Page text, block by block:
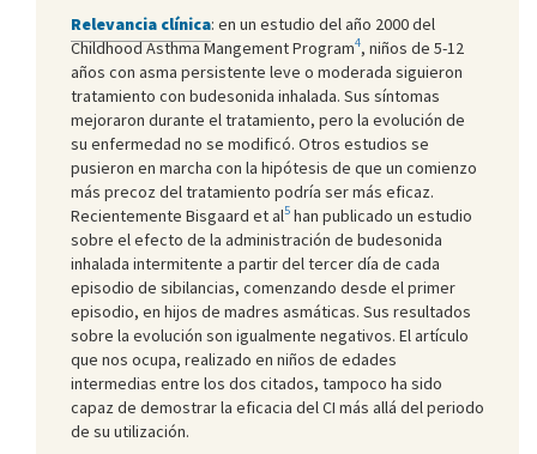
Relevancia clínica: en un estudio del año 2000 del
Childhood Asthma Mangement Program4, niños de 5-12
años con asma persistente leve o moderada siguieron
tratamiento con budesonida inhalada. Sus síntomas
mejoraron durante el tratamiento, pero la evolución de
su enfermedad no se modificó. Otros estudios se
pusieron en marcha con la hipótesis de que un comienzo
más precoz del tratamiento podría ser más eficaz.
Recientemente Bisgaard et al5 han publicado un estudio
sobre el efecto de la administración de budesonida
inhalada intermitente a partir del tercer día de cada
episodio de sibilancias, comenzando desde el primer
episodio, en hijos de madres asmáticas. Sus resultados
sobre la evolución son igualmente negativos. El artículo
que nos ocupa, realizado en niños de edades
intermedias entre los dos citados, tampoco ha sido
capaz de demostrar la eficacia del CI más allá del periodo
de su utilización.